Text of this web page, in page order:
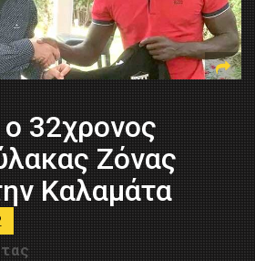
32χρονος
Ζόνας
Καλαμάτα